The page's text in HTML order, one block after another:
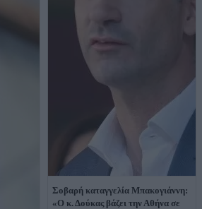
Σοβαρή καταγγελία Μπακογιάννη:
«Ο κ. Δούκας βάζει την Αθήνα σε